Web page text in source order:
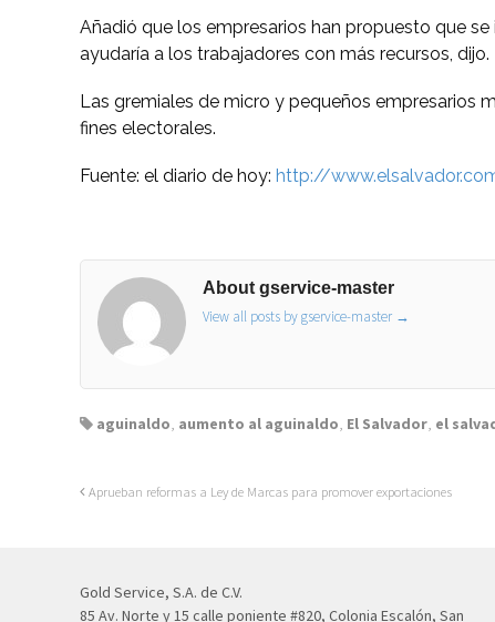
Añadió que los empresarios han propuesto que
ayudaría a los trabajadores con más recursos, dijo.
Las gremiales de micro y pequeños empresarios
fines electorales.
Fuente: el diario de hoy: http://
About gservice-master
View all posts by gservice-master →
aguinaldo, aumento al aguinaldo, El Salvador, el
Aprueban reformas a Ley de Marcas para promover exportaciones
Gold Service, S.A. de C.V.
85 Av. Norte y 15 calle poniente #820, Colonia Escalón, San